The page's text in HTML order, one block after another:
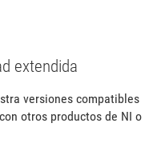
extendida
versiones compatibles
otros productos de NI o